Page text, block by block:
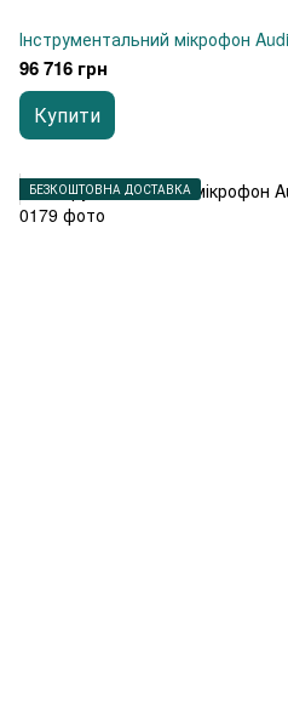
Інструментальний мікрофон
96 716 грн
Купити
БЕЗКОШТОВНА ДОСТАВКА